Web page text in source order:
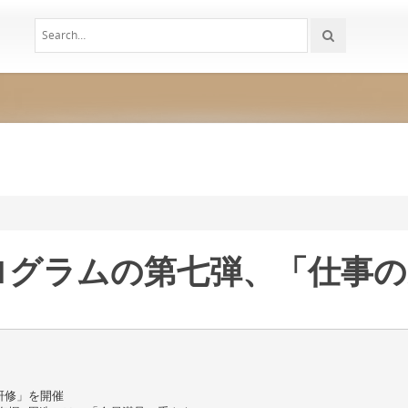
ラムの第七弾、「仕事
修」を開催